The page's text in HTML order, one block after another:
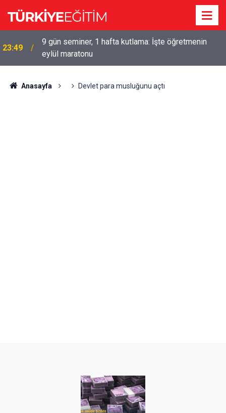
23:49
9 gün seminer, 1 hafta kutlama: İşte öğretmenin
eylül maratonu
Anasayfa Devlet para musluğunu açtı